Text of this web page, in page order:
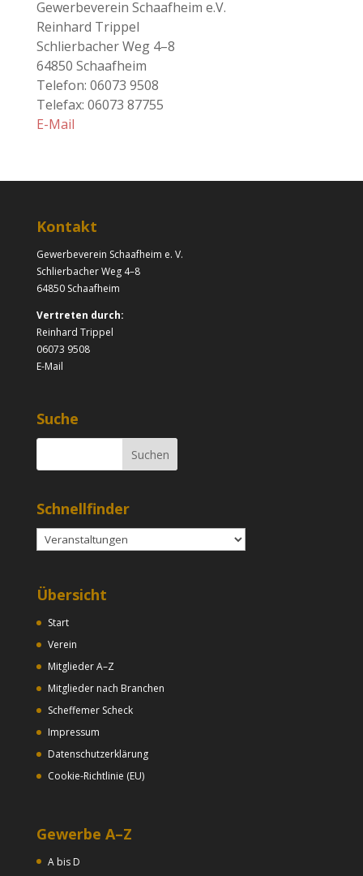
Gewerbeverein Schaafheim e.V.
Reinhard Trippel
Schlierbacher Weg 4–8
64850 Schaafheim
Telefon: 06073 9508
Telefax: 06073 87755
E-Mail
Kontakt
Gewerbeverein Schaafheim e. V.
Schlierbacher Weg 4–8
64850 Schaafheim
Vertreten durch:
Reinhard Trippel
06073 9508
E-Mail
Suche
Schnellfinder
Schnellfinder
Übersicht
Start
Verein
Mitglieder A–Z
Mitglieder nach Branchen
Scheffemer Scheck
Impressum
Datenschutzerklärung
Cookie-Richtlinie (EU)
Gewerbe A–Z
A bis D